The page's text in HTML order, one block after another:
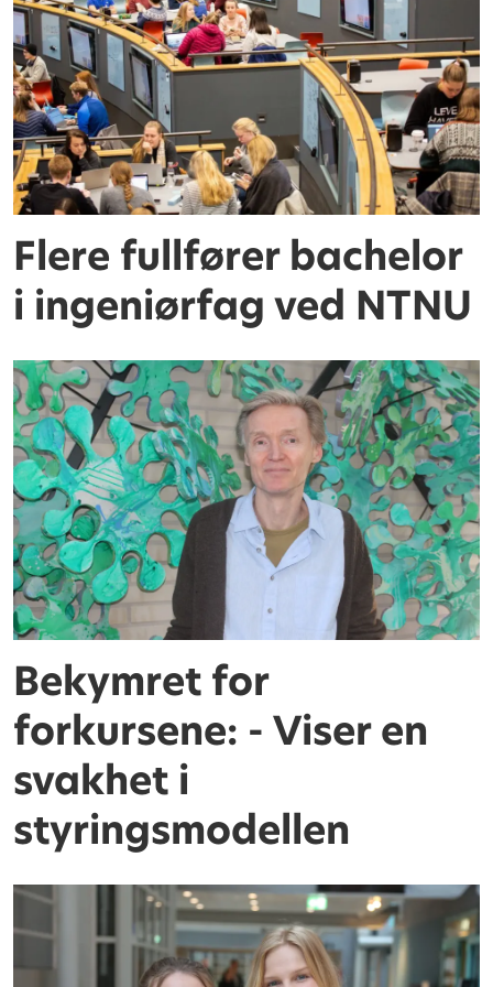
Flere fullfører bachelor
i ingeniørfag ved NTNU
Bekymret for
forkursene: - Viser en
svakhet i
styringsmodellen